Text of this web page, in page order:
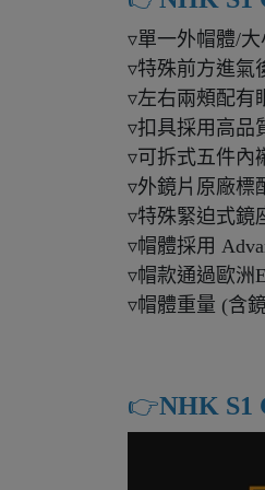
▿單一外帽體/
▿特殊前方進氣
▿左右兩頰配有
▿扣具採用高品
▿可拆式五件內
▿外鏡片原廠標
▿特殊緊迫式鏡
▿帽體採用
▿帽款通過歐洲
▿帽體重量 (含
👉️NHK S1